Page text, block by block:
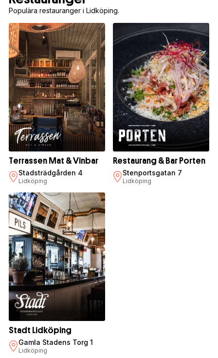
Populära restauranger i Lidköping.
Terrassen Mat & Vinbar
Stadsträdgården 4
Lidköping
Restaurang & Bar Porten
Stenportsgatan 7
Lidköping
Stadt Lidköping
Gamla Stadens Torg 1
Lidköping